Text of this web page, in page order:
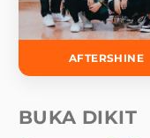
AFTERSHINE
BUKA DIKIT